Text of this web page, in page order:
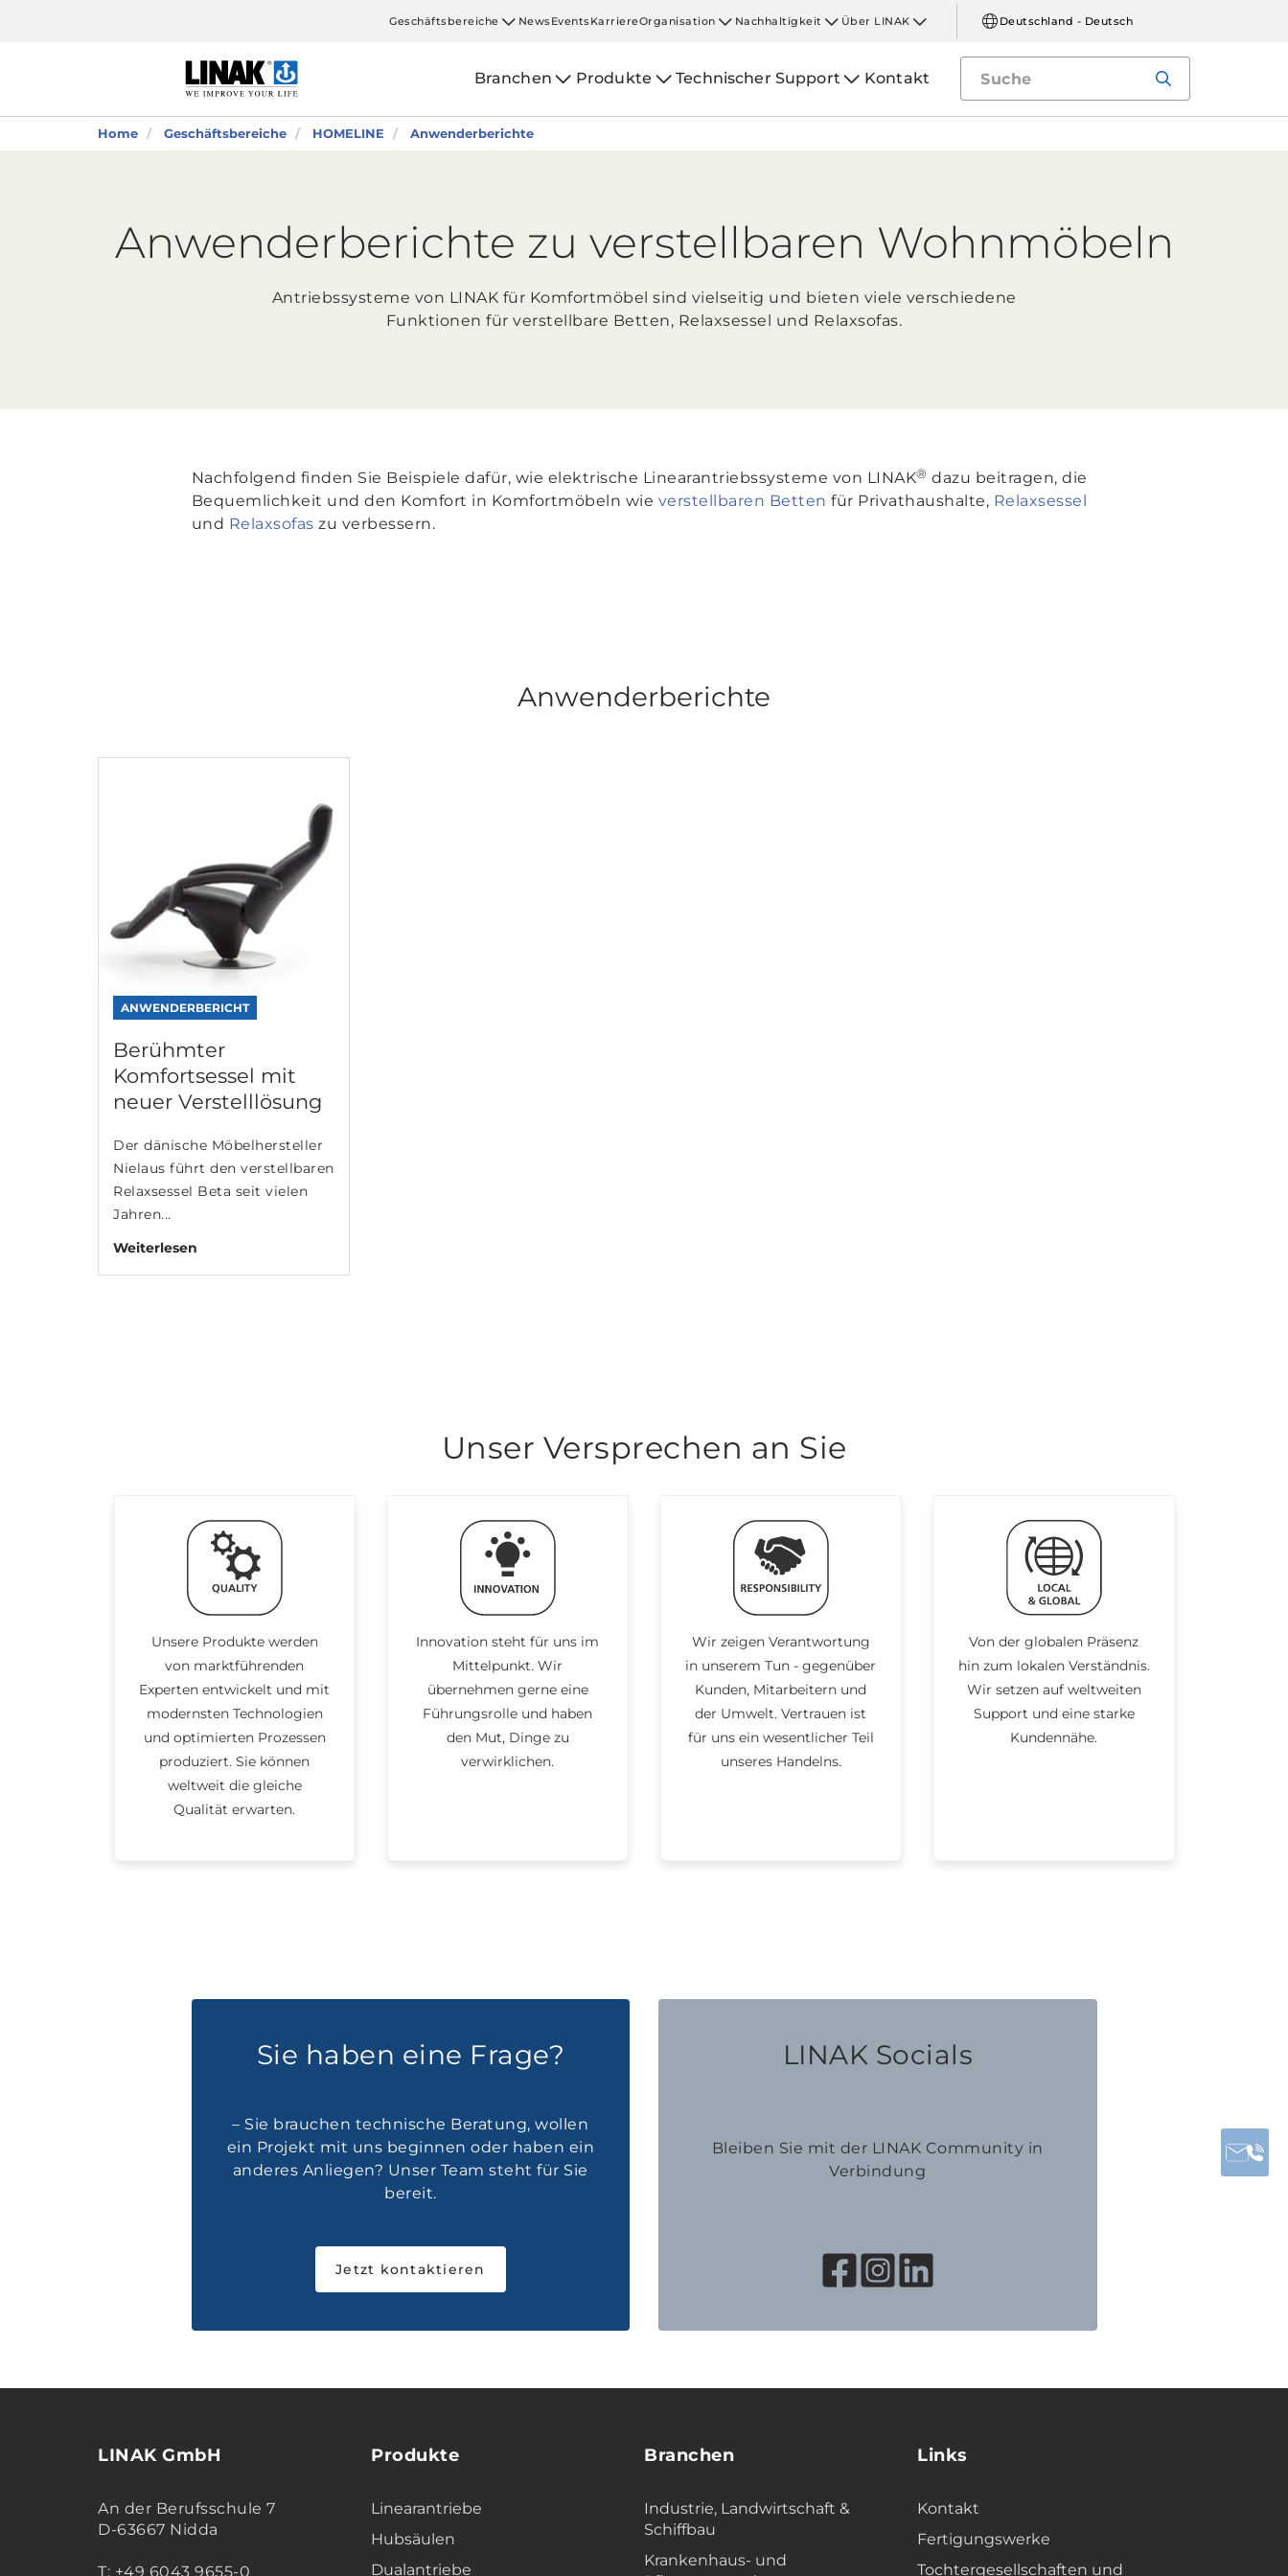
Geschäftsbereiche NewsEventsKarriereOrganisation Nachhaltigkeit Über LINAK Deutschland - Deutsch
Branchen Produkte Technischer Support Kontakt
Home Geschäftsbereiche HOMELINE Anwenderberichte
Anwenderberichte zu verstellbaren Wohnmöbeln
Antriebssysteme von LINAK für Komfortmöbel sind vielseitig und bieten viele verschiedene
Funktionen für verstellbare Betten, Relaxsessel und Relaxsofas.
Nachfolgend finden Sie Beispiele dafür, wie elektrische Linearantriebssysteme von LINAK® dazu beitragen, die
Bequemlichkeit und den Komfort in Komfortmöbeln wie verstellbaren Betten für Privathaushalte, Relaxsessel
und Relaxsofas zu verbessern.
Anwenderberichte
ANWENDERBERICHT
Berühmter
Komfortsessel mit
neuer Verstelllösung
Der dänische Möbelhersteller
Nielaus führt den verstellbaren
Relaxsessel Beta seit vielen
Jahren...
Weiterlesen
Unser Versprechen an Sie
Unsere Produkte werden
von marktführenden
Experten entwickelt und mit
modernsten Technologien
und optimierten Prozessen
produziert. Sie können
weltweit die gleiche
Qualität erwarten.
Innovation steht für uns im
Mittelpunkt. Wir
übernehmen gerne eine
Führungsrolle und haben
den Mut, Dinge zu
verwirklichen.
Wir zeigen Verantwortung
in unserem Tun - gegenüber
Kunden, Mitarbeitern und
der Umwelt. Vertrauen ist
für uns ein wesentlicher Teil
unseres Handelns.
Von der globalen Präsenz
hin zum lokalen Verständnis.
Wir setzen auf weltweiten
Support und eine starke
Kundennähe.
Sie haben eine Frage?
– Sie brauchen technische Beratung, wollen
ein Projekt mit uns beginnen oder haben ein
anderes Anliegen? Unser Team steht für Sie
bereit.
Jetzt kontaktieren
LINAK Socials
Bleiben Sie mit der LINAK Community in
Verbindung
LINAK GmbH
An der Berufsschule 7
D-63667 Nidda
T: +49 6043 9655-0
Produkte
Linearantriebe
Hubsäulen
Dualantriebe
Branchen
Industrie, Landwirtschaft &
Schiffbau
Krankenhaus- und
Links
Kontakt
Fertigungswerke
Tochtergesellschaften und